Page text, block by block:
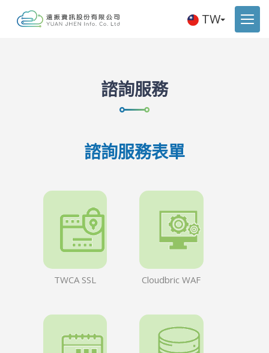
TW
諮詢服務
諮詢服務表單
TWCA SSL Cloudbric WAF